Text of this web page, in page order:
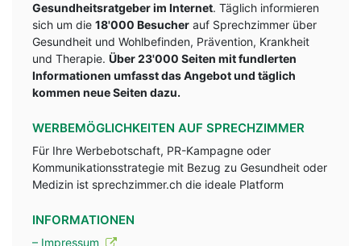
Gesundheitsratgeber im Internet. Täglich informieren
sich um die 18'000 Besucher auf Sprechzimmer über
Gesundheit und Wohlbefinden, Prävention, Krankheit
und Therapie. Über 23'000 Seiten mit fundlerten
Informationen umfasst das Angebot und täglich
kommen neue Seiten dazu.
WERBEMÖGLICHKEITEN AUF SPRECHZIMMER
Für Ihre Werbebotschaft, PR-Kampagne oder
Kommunikationsstrategie mit Bezug zu Gesundheit oder
Medizin ist sprechzimmer.ch die ideale Platform
INFORMATIONEN
– Impressum